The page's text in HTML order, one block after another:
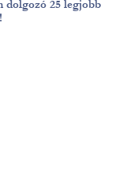
dolgozó 25 legjobb